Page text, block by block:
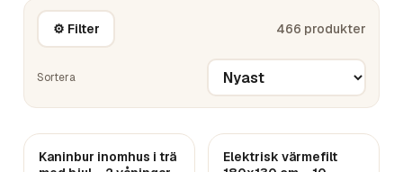
⚙ Filter 466 produkter
Sortera
Kaninbur inomhus i trä
Elektrisk värmefilt